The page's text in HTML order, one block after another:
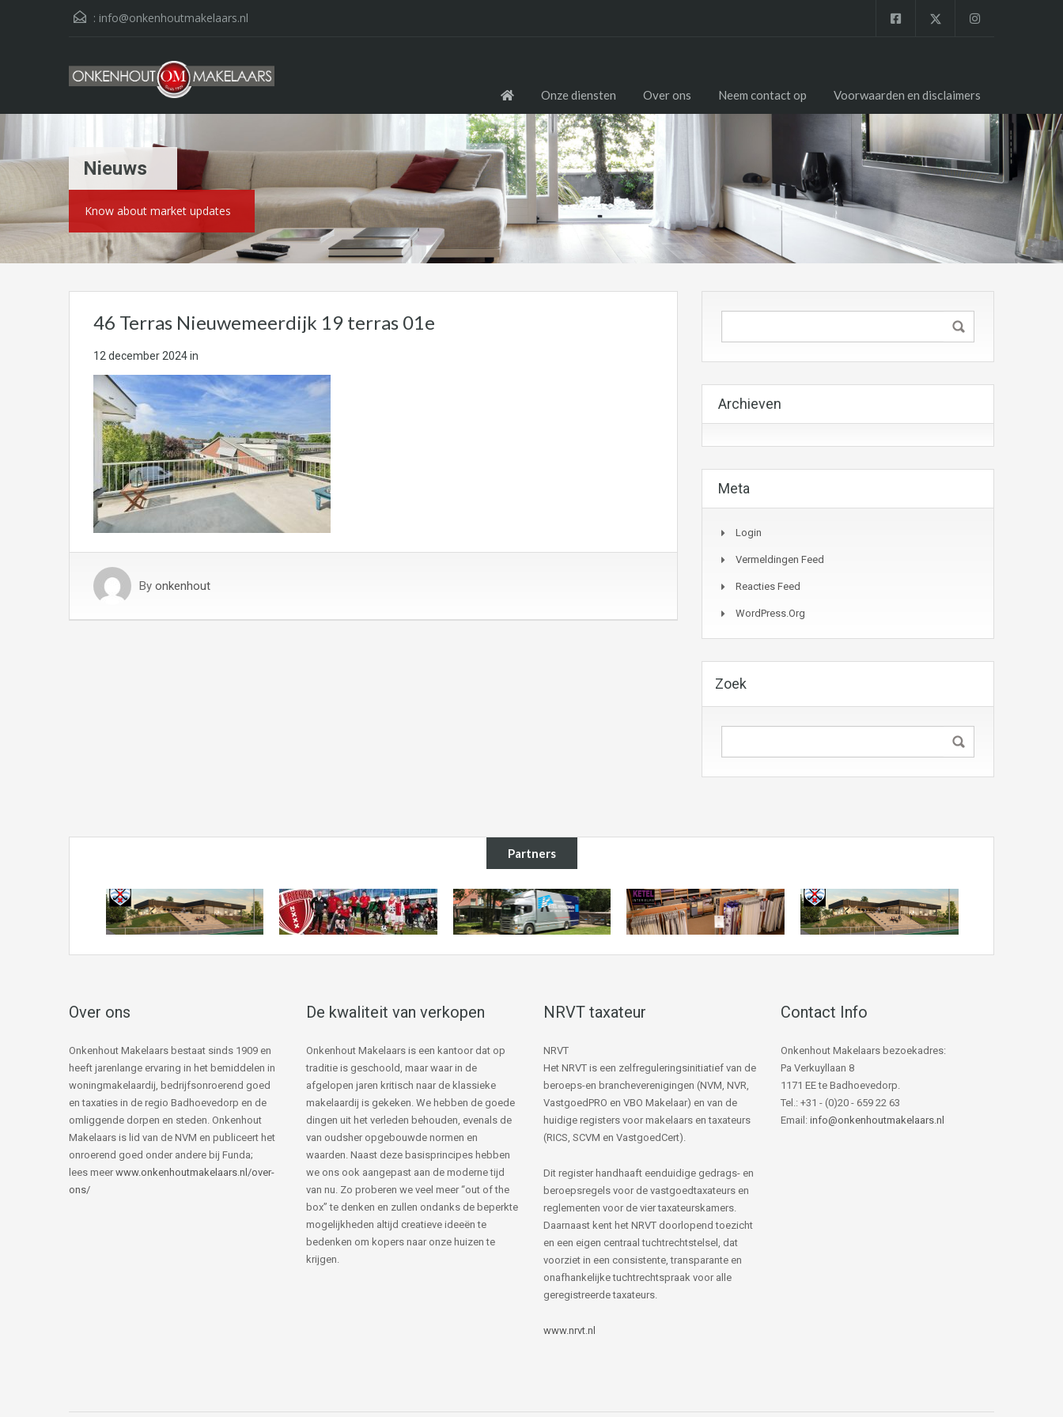
: info@onkenhoutmakelaars.nl
Onze diensten Over ons Neem contact op Voorwaarden en disclaimers
Nieuws
Know about market updates
46 Terras Nieuwemeerdijk 19 terras 01e
12 december 2024in
By onkenhout
Archieven
Meta
Login
Vermeldingen Feed
Reacties Feed
WordPress.org
Zoek
Partners
Over ons
Onkenhout Makelaars bestaat sinds 1909 en
heeft jarenlange ervaring in het bemiddelen in
woningmakelaardij, bedrijfsonroerend goed
en taxaties in de regio Badhoevedorp en de
omliggende dorpen en steden. Onkenhout
Makelaars is lid van de NVM en publiceert het
onroerend goed onder andere bij Funda;
lees meer www.onkenhoutmakelaars.nl/over-
ons/
De kwaliteit van verkopen
Onkenhout Makelaars is een kantoor dat op
traditie is geschoold, maar waar in de
afgelopen jaren kritisch naar de klassieke
makelaardij is gekeken. We hebben de goede
dingen uit het verleden behouden, evenals de
van oudsher opgebouwde normen en
waarden. Naast deze basisprincipes hebben
we ons ook aangepast aan de moderne tijd
van nu. Zo proberen we veel meer “out of the
box” te denken en zullen ondanks de beperkte
mogelijkheden altijd creatieve ideeën te
bedenken om kopers naar onze huizen te
krijgen.
NRVT taxateur
NRVT
Het NRVT is een zelfreguleringsinitiatief van de
beroeps-en brancheverenigingen (NVM, NVR,
VastgoedPRO en VBO Makelaar) en van de
huidige registers voor makelaars en taxateurs
(RICS, SCVM en VastgoedCert).
Dit register handhaaft eenduidige gedrags- en
beroepsregels voor de vastgoedtaxateurs en
reglementen voor de vier taxateurskamers.
Daarnaast kent het NRVT doorlopend toezicht
en een eigen centraal tuchtrechtstelsel, dat
voorziet in een consistente, transparante en
onafhankelijke tuchtrechtspraak voor alle
geregistreerde taxateurs.
www.nrvt.nl
Contact Info
Onkenhout Makelaars bezoekadres:
Pa Verkuyllaan 8
1171 EE te Badhoevedorp.
Tel.: +31 - (0)20 - 659 22 63
Email: info@onkenhoutmakelaars.nl